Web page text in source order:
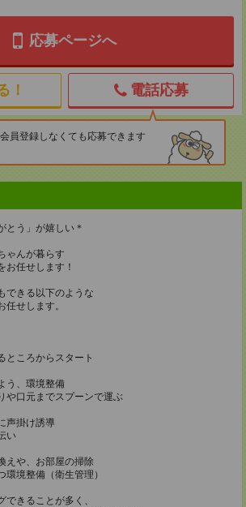
応募ページへ
！ 電話応募
員登録しなくても応募できます
とう」が嬉しい＊
ゃんが暮らす
お任せします！
できる以下のような
せします。
ところからスタート
う、環境整備
や口元までスプーンで運ぶ
声掛け誘導
い
えや、お部屋の掃除
境整備（衛生管理）
きることが多く、